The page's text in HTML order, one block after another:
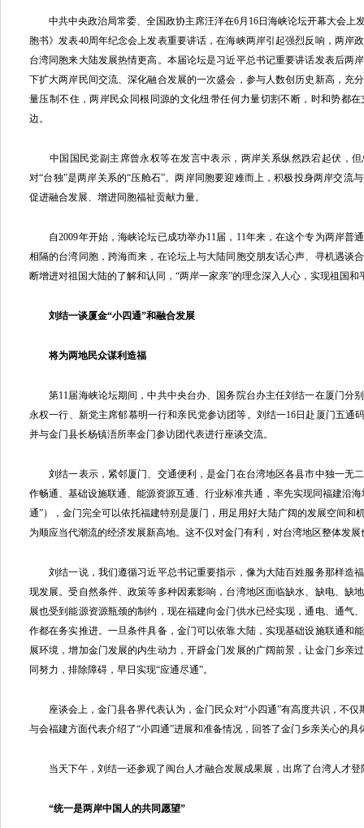
中共中央政治局常委、全国政协主席汪洋在6月16日海峡论坛开幕大会上
胞书》发表40周年纪念会上发表重要讲话，在海峡两岸引起强烈反响，两岸
台湾同胞来大陆发展热情更高。本届论坛是习近平总书记重要讲话发表后两
下扩大两岸民间交流、深化融合发展的一次盛会，参与人数创历史新高，充
量压制不住，两岸民众同根同源的文化纽带任何力量切割不断，时和势都
边。
中国国民党副主席曾永权等在发言中表示，两岸关系纵然跌宕起伏，但
对“台独”是两岸关系的“压舱石”。两岸同胞要迎难而上，积极投身两岸交流
促进融合发展、增进同胞福祉贡献力量。
自2009年开始，海峡论坛已成功举办11届，11年来，在这个专为两岸普
相隔的台湾同胞，跨海而来，在论坛上与大陆同胞交朋友话心声、寻机遇谈
断增进对祖国大陆的了解和认同，“两岸一家亲”的理念深入人心，实现祖国
刘结一谈厦金“小四通”和融合发展
将为两地民众谋利造福
第11届海峡论坛期间，中共中央台办、国务院台办主任刘结一在厦门分
永权一行、新党主席郁慕明一行和亲民党参访团等。刘结一16日赴厦门五通
并与金门县长杨镇浯所率金门参访团代表进行座谈交流。
刘结一表示，紧邻厦门、交通便利，是金门在台湾地区各县市中独一无
作畅通、基础设施联通、能源资源互通、行业标准共通，率先实现同福建沿
通”），金门完全可以依托福建特别是厦门，用足用好大陆广阔的发展空间和
为顺应当代潮流的经济发展新高地。这不仅对金门有利，对台湾地区整体发展
刘结一说，我们遵循习近平总书记重要指示，像为大陆百姓服务那样造
现发展。受自然条件、政策等多种因素影响，台湾地区面临缺水、缺电、缺
展也受到能源资源瓶颈的制约，现在福建向金门供水已经实现，通电、通气
作都在务实推进。一旦条件具备，金门可以依靠大陆，实现基础设施联通和
展环境，增加金门发展的内生动力，开辟金门发展的广阔前景，让金门乡亲
同努力，排除障碍，早日实现“应通尽通”。
座谈会上，金门县各界代表认为，金门民众对“小四通”有高度共识，不仅
与会福建方面代表介绍了“小四通”进展和准备情况，回答了金门乡亲关心的具
当天下午，刘结一还参观了闽台人才融合发展成果展，出席了台湾人才登
“统一是两岸中国人的共同愿望”